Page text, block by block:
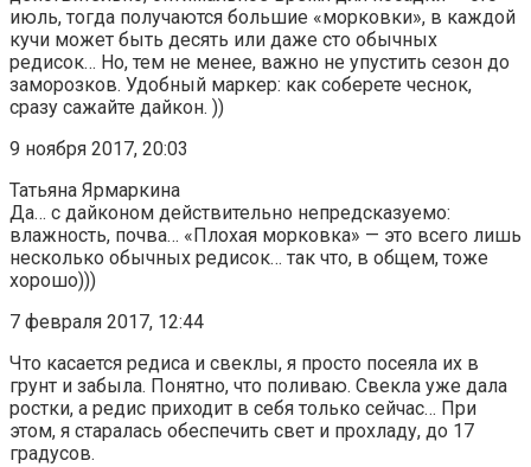
июль, тогда получаются большие «морковки», в каждой
кучи может быть десять или даже сто обычных
редисок… Но, тем не менее, важно не упустить сезон до
заморозков. Удобный маркер: как соберете чеснок,
сразу сажайте дайкон. ))
9 ноября 2017, 20:03
Татьяна Ярмаркина
Да… с дайконом действительно непредсказуемо:
влажность, почва… «Плохая морковка» — это всего лишь
несколько обычных редисок… так что, в общем, тоже
хорошо)))
7 февраля 2017, 12:44
Что касается редиса и свеклы, я просто посеяла их в
грунт и забыла. Понятно, что поливаю. Свекла уже дала
ростки, а редис приходит в себя только сейчас… При
этом, я старалась обеспечить свет и прохладу, до 17
градусов.